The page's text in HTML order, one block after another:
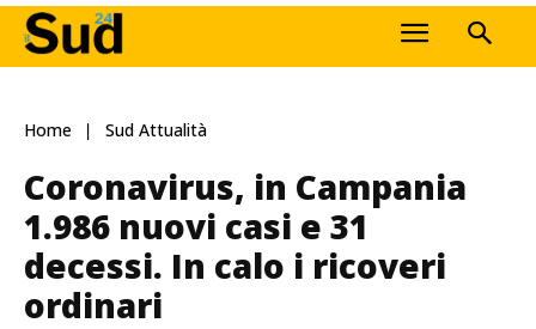
Home Sud Attualità
Coronavirus, in Campania
1.986 nuovi casi e 31
decessi. In calo i ricoveri
ordinari